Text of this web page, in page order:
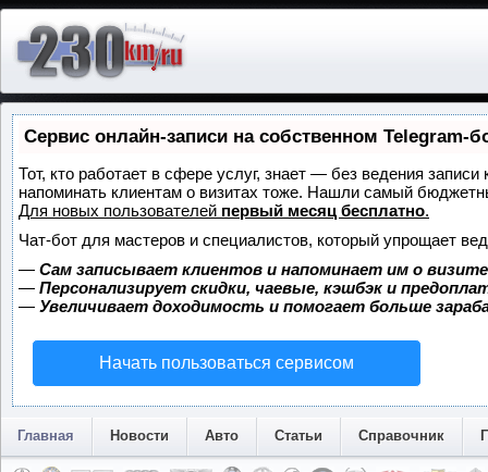
Сервис онлайн-записи на собственном Telegram-
Тот, кто работает в сфере услуг, знает — без ведения
напоминать клиентам о визитах тоже. Нашли самый
Для новых пользователей первый месяц бесплатно.
Чат-бот для мастеров и специалистов, который упрощает
— Сам записывает клиентов и напоминает им о
— Персонализирует скидки, чаевые, кэшбэк и
— Увеличивает доходимость и помогает больше
Начать пользоваться сервисом
Главная Новости Авто Статьи Справочник